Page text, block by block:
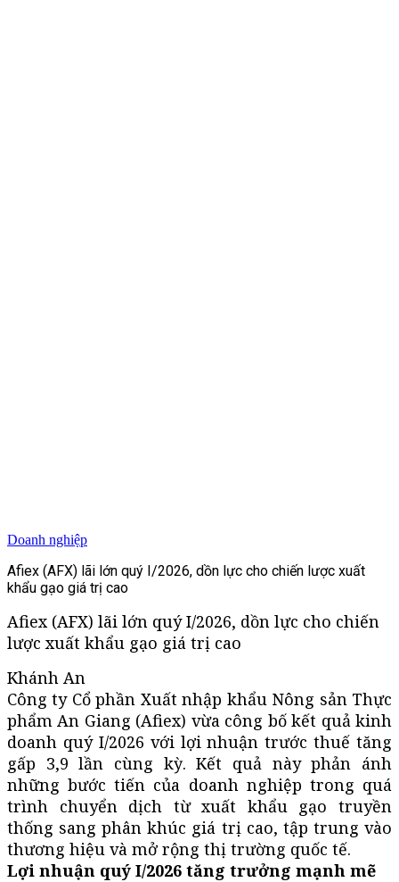
Doanh nghiệp
Afiex (AFX) lãi lớn quý I/2026, dồn lực cho chiến lược xuất
khẩu gạo giá trị cao
Afiex (AFX) lãi lớn quý I/2026, dồn lực cho chiến
lược xuất khẩu gạo giá trị cao
Khánh An
Công ty Cổ phần Xuất nhập khẩu Nông sản Thực
phẩm An Giang (Afiex) vừa công bố kết quả kinh
doanh quý I/2026 với lợi nhuận trước thuế tăng
gấp 3,9 lần cùng kỳ. Kết quả này phản ánh
những bước tiến của doanh nghiệp trong quá
trình chuyển dịch từ xuất khẩu gạo truyền
thống sang phân khúc giá trị cao, tập trung vào
thương hiệu và mở rộng thị trường quốc tế.
Lợi nhuận quý I/2026 tăng trưởng mạnh mẽ